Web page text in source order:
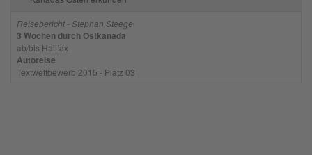
Reisebericht - Stephan Steege
3 Wochen durch Ostkanada
ab/bis Halifax
Autoreise
Textwettbewerb 2015 - Platz 03